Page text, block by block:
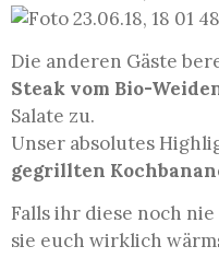
Die anderen Gäste
Steak vom Bio-
Salate zu.
Unser absolutes
gegrillten
Falls ihr diese noch
sie euch wirklich